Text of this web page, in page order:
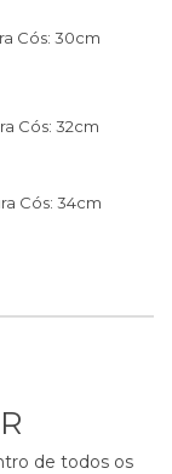
Cós: 30cm
Cós: 32cm
Cós: 34cm
de todos os